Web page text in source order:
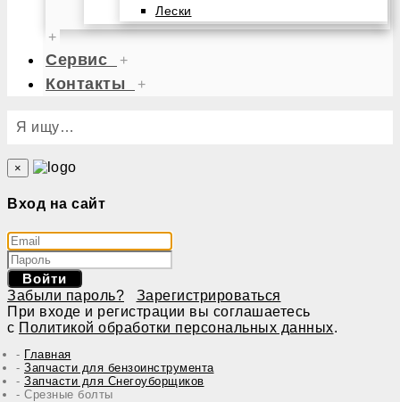
Лески
+
Сервис +
Контакты +
Я ищу…
×
Вход на сайт
Войти
Забыли пароль?
Зарегистрироваться
При входе и регистрации вы соглашаетесь
с Политикой обработки персональных данных.
Главная
Запчасти для бензоинструмента
Запчасти для Снегоуборщиков
Срезные болты